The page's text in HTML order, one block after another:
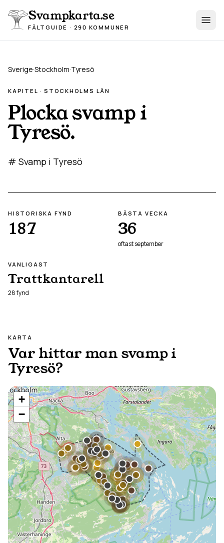
Svampkarta.se
FÄLTGUIDE · 290 KOMMUNER
Sverige·Stockholm·Tyresö
KAPITEL · STOCKHOLMS LÄN
Plocka svamp i
Tyresö.
# Svamp i Tyresö
HISTORISKA FYND
187
BÄSTA VECKA
36
oftastseptember
VANLIGAST
Trattkantarell
28fynd
KARTA
Var hittar man svamp i
Tyresö?
+
−